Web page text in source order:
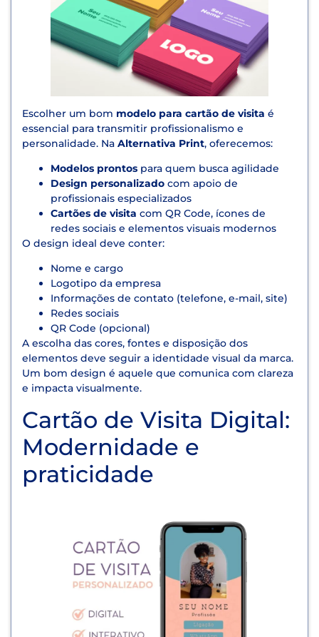
Escolher um bom modelo para cartão de visita é
essencial para transmitir profissionalismo e
personalidade. Na Alternativa Print, oferecemos:
Modelos prontos para quem busca agilidade
Design personalizado com apoio de
profissionais especializados
Cartões de visita com QR Code, ícones de
redes sociais e elementos visuais modernos
O design ideal deve conter:
Nome e cargo
Logotipo da empresa
Informações de contato (telefone, e-mail, site)
Redes sociais
QR Code (opcional)
A escolha das cores, fontes e disposição dos
elementos deve seguir a identidade visual da marca.
Um bom design é aquele que comunica com clareza
e impacta visualmente.
Cartão de Visita Digital:
Modernidade e
praticidade